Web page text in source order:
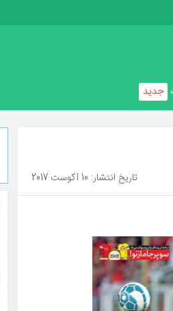
جدید
تاریخ انتشار: 10 آگوست 2017